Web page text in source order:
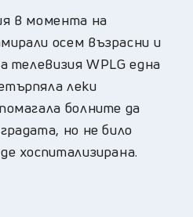
в момента на
осем възрасни и
телевизия WPLG една
леки
болните да
но не било
хоспитализирана.